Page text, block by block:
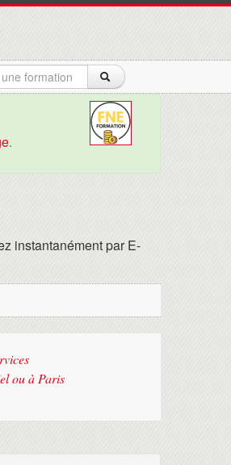
.
instantanément par E-
ou à Paris